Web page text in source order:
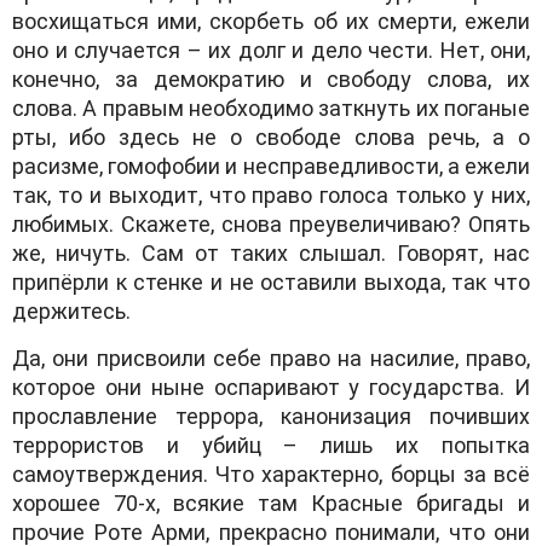
восхищаться ими, скорбеть об их смерти, ежели
оно и случается – их долг и дело чести. Нет, они,
конечно, за демократию и свободу слова, их
слова. А правым необходимо заткнуть их поганые
рты, ибо здесь не о свободе слова речь, а о
расизме, гомофобии и несправедливости, а ежели
так, то и выходит, что право голоса только у них,
любимых. Скажете, снова преувеличиваю? Опять
же, ничуть. Сам от таких слышал. Говорят, нас
припёрли к стенке и не оставили выхода, так что
держитесь.
Да, они присвоили себе право на насилие, право,
которое они ныне оспаривают у государства. И
прославление террора, канонизация почивших
террористов и убийц – лишь их попытка
самоутверждения. Что характерно, борцы за всё
хорошее 70-х, всякие там Красные бригады и
прочие Роте Арми, прекрасно понимали, что они